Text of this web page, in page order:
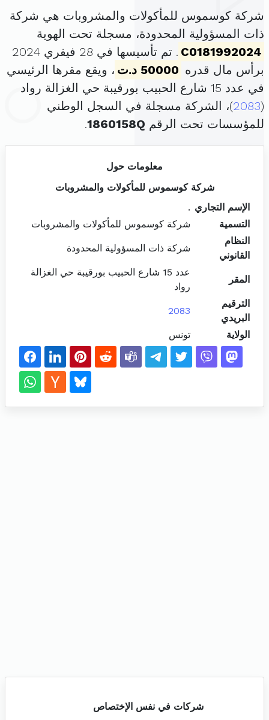
شركة كوسموس للمأكولات والمشروبات هي شركة
ذات المسؤولية المحدودة، مسجلة تحت الهوية
C0181992024
. تم تأسيسها في 28 فيفري 2024
برأس مال قدره 50000 د.ت
، ويقع مقرها الرئيسي
في عدد 15 شارع الحبيب بورقيبة حي الغزالة رواد
(
2083)، الشركة مسجلة في السجل الوطني
للمؤسسات تحت الرقم 1860158Q
.
معلومات حول
شركة كوسموس للمأكولات والمشروبات
الإسم التجاري .
التسمية
شركة كوسموس للمأكولات والمشروبات
النظام
القانوني
شركة ذات المسؤولية المحدودة
المقر
عدد 15 شارع الحبيب بورقيبة حي الغزالة
رواد
الترقيم
البريدي
2083
الولاية تونس
شركات في نفس الإختصاص